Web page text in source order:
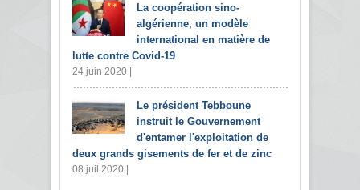
La coopération sino-
algérienne, un modèle
international en matière de
lutte contre Covid-19
24 juin 2020 |
Le président Tebboune
instruit le Gouvernement
d'entamer l'exploitation de
deux grands gisements de fer et de zinc
08 juil 2020 |